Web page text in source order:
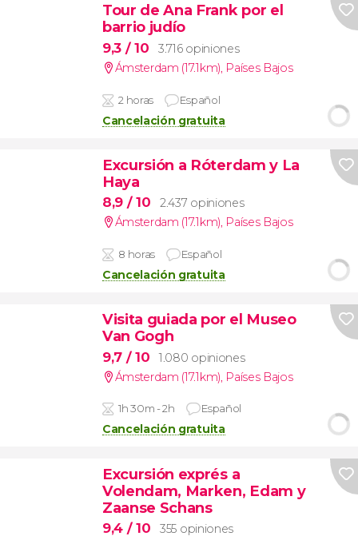
Tour de Ana Frank por el
barrio judío
9,3 / 10
3.716 opiniones
Ámsterdam (17.1km), Países Bajos
2 horas Español
Cancelación gratuita
Excursión a Róterdam y La
Haya
8,9 / 10
2.437 opiniones
Ámsterdam (17.1km), Países Bajos
8 horas Español
Cancelación gratuita
Visita guiada por el Museo
Van Gogh
9,7 / 10
1.080 opiniones
Ámsterdam (17.1km) Países Bajos
1h 30m - 2h Español
Cancelación gratuita
Excursión exprés a
Volendam, Marken, Edam y
Zaanse Schans
9,4 / 10
355 opiniones